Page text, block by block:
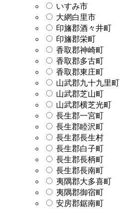
いすみ市
大網白里市
印旛郡酒々井町
印旛郡栄町
香取郡神崎町
香取郡多古町
香取郡東庄町
山武郡九十九里町
山武郡芝山町
山武郡横芝光町
長生郡一宮町
長生郡睦沢町
長生郡長生村
長生郡白子町
長生郡長柄町
長生郡長南町
夷隅郡大多喜町
夷隅郡御宿町
安房郡鋸南町